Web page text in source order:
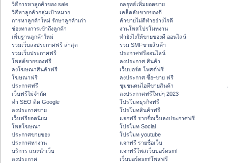
วิธีการหาลูกค้าของ sale
วิธีหาลูกค้ากลุ่มเป้าหมาย
การหาลูกค้าใหม่ รักษาลูกค้าเก่า
ช่องทางการเข้าถึงลูกค้า
เพิ่มฐานลูกค้าใหม่
รวมเว็บลงประกาศฟรี ล่าสุด
รวมเว็บประกาศฟรี
โพสต์ขายของฟรี
ลงโฆษณาสินค้าฟรี
โฆษณาฟรี
ประกาศฟรี
เว็บฟรีไม่จำกัด
ทำ SEO ติด Google
ลงประกาศขาย
เว็บฟรียอดนิยม
โพสโฆษณา
ประกาศขายของ
ประกาศหางาน
บริการ แนะนำเว็บ
ลงประกาศ
กลยุทธ์เพิ่มยอดขาย
เคล็ดลับขายของดี
ค้าขายไม่ดีทำอย่างไรดี
งานโพสโปรโมทงาน
ทํายังไงให้ขายของดี ออนไลน์
รวม SMFขายสินค้า
ประกาศฟรีออนไลน์
ลงประกาศ สินค้า
เว็บบอร์ด โพสต์ฟรี
ลงประกาศ ซื้อ-ขาย ฟรี
ชุมชนคนไอทีขายสินค้า
ลงประกาศฟรีใหม่ๆ 2023
โปรโมทธุรกิจฟรี
โปรโมทสินค้าฟรี
แจกฟรี รายชื่อเว็บลงประกาศฟรี
โปรโมท Social
โปรโมท youtube
แจกฟรี รายชื่อเว็บ
แจกฟรีโพสเว็บบอร์ดsmf
เว็บบอร์ดsmfโพสฟรี